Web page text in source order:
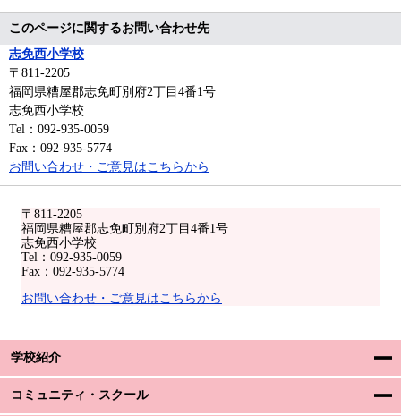
〒811-2205
福岡県糟屋郡志免町別府2丁目4番1号
志免西小学校
Tel：092-935-0059
Fax：092-935-5774
お問い合わせ・ご意見はこちらから
学校紹介
コミュニティ・スクール
このページに関するお問い合わせ先
志免西小学校
〒811-2205
福岡県糟屋郡志免町別府2丁目4番1号
志免西小学校
Tel：092-935-0059
Fax：092-935-5774
お問い合わせ・ご意見はこちらから